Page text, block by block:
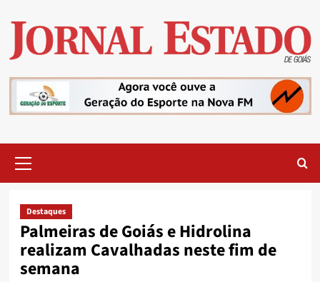
content
Menu
Destaques
Palmeiras de Goiás e Hidrolina
realizam Cavalhadas neste fim de
semana